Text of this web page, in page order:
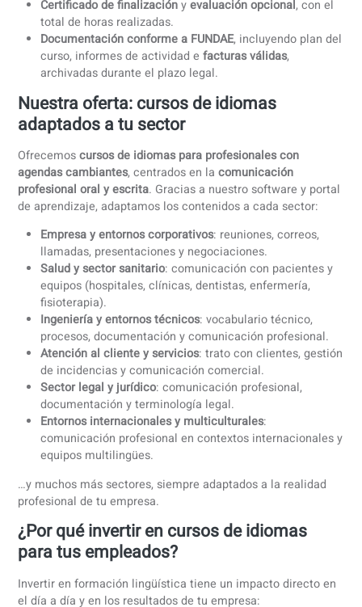
No hay reembolsos ni transferencias: el ahorro se aplica
directamente en las cuotas, utilizando el crédito generado
por la empresa.
Paso 7: Archivo y soporte en caso de
comprobación o inspección
En caso de comprobación o inspección por parte de
coLanguage conserva toda la documentación necesaria
durante el plazo legal mínimo de4 años(o más, si la
normativa lo exige).
Guardamos de forma segura:
losinformes de actividad y horas de formación
elplan del curso y los objetivos de aprendizaje
lasevaluaciones y resultados de aprendizaje
lasfacturas conformes a FUNDAE
En cualquier momento, puedes contactarnos para solicitar
una copiade tu documentación. Te facilitamos los
necesarios para responder a una comprobación de forma
rápida y sencilla.
Cómo coLanguage cumple con los
requisitos de FUNDAE
Cursos profesionales y estructurados
claros, fechas definidas y contenidos adaptados al
y al nivel del alumno.
Seguimiento obligatorio de la formación
asistencia a clases en directo y tiempo de
la plataforma.